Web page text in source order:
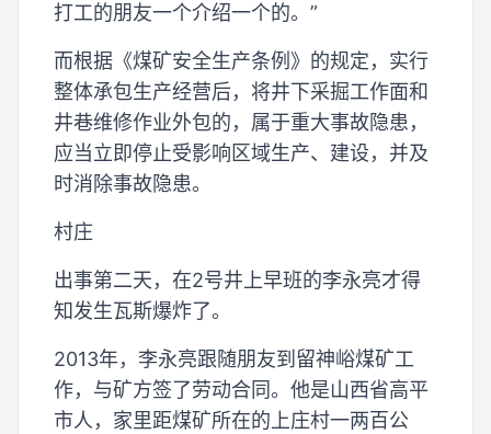
打工的朋友一个介绍一个的。”
而根据《煤矿安全生产条例》的规定，实行
整体承包生产经营后，将井下采掘工作面和
井巷维修作业外包的，属于重大事故隐患，
应当立即停止受影响区域生产、建设，并及
时消除事故隐患。
村庄
出事第二天，在2号井上早班的李永亮才得
知发生瓦斯爆炸了。
2013年，李永亮跟随朋友到留神峪煤矿工
作，与矿方签了劳动合同。他是山西省高平
市人，家里距煤矿所在的上庄村一两百公